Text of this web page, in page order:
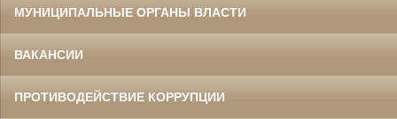
МУНИЦИПАЛЬНЫЕ ОРГАНЫ ВЛАСТИ
ВАКАНСИИ
ПРОТИВОДЕЙСТВИЕ КОРРУПЦИИ